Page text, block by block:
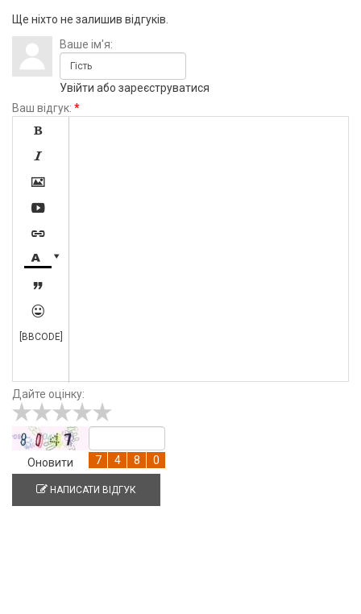
Ще ніхто не залишив відгуків.
Ваше ім'я:
Увійти або зареєструватися
Ваш відгук: *









[BBCODE]
Дайте оцінку:
Оновити
НАПИСАТИ ВІДГУК